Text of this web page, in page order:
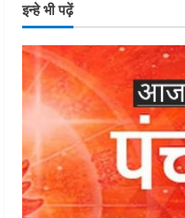
इन्हे भी पढ़ें